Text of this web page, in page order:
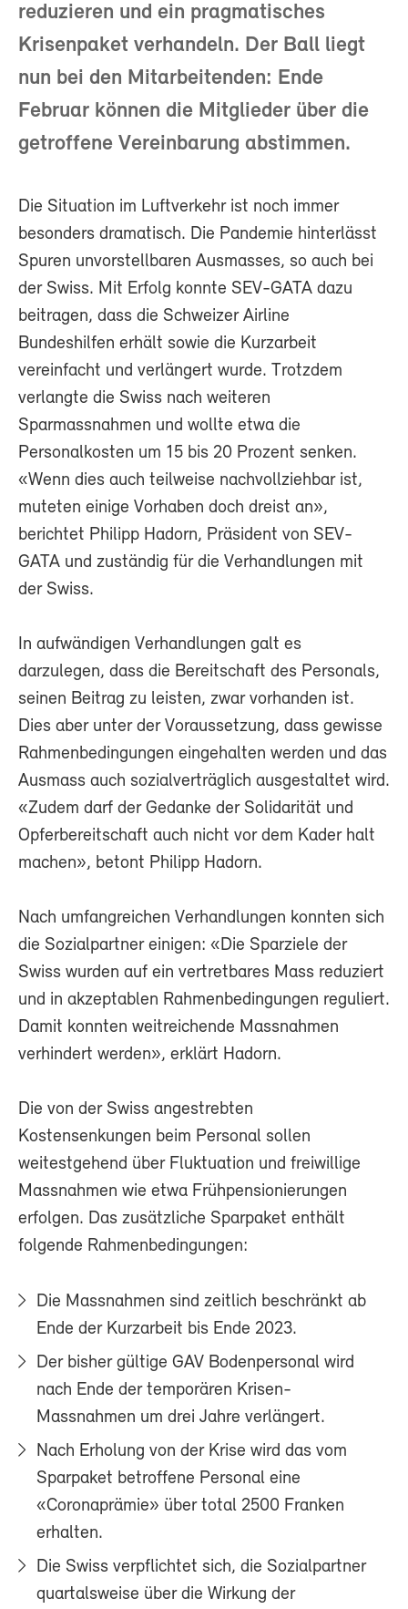
reduzieren und ein pragmatisches
Krisenpaket verhandeln. Der Ball liegt
nun bei den Mitarbeitenden: Ende
Februar können die Mitglieder über die
getroffene Vereinbarung abstimmen.
Die Situation im Luftverkehr ist noch immer
besonders dramatisch. Die Pandemie hinterlässt
Spuren unvorstellbaren Ausmasses, so auch bei
der Swiss. Mit Erfolg konnte SEV-GATA dazu
beitragen, dass die Schweizer Airline
Bundeshilfen erhält sowie die Kurzarbeit
vereinfacht und verlängert wurde. Trotzdem
verlangte die Swiss nach weiteren
Sparmassnahmen und wollte etwa die
Personalkosten um 15 bis 20 Prozent senken.
«Wenn dies auch teilweise nachvollziehbar ist,
muteten einige Vorhaben doch dreist an»,
berichtet Philipp Hadorn, Präsident von SEV-
GATA und zuständig für die Verhandlungen mit
der Swiss.
In aufwändigen Verhandlungen galt es
darzulegen, dass die Bereitschaft des Personals,
seinen Beitrag zu leisten, zwar vorhanden ist.
Dies aber unter der Voraussetzung, dass gewisse
Rahmenbedingungen eingehalten werden und das
Ausmass auch sozialverträglich ausgestaltet wird.
«Zudem darf der Gedanke der Solidarität und
Opferbereitschaft auch nicht vor dem Kader halt
machen», betont Philipp Hadorn.
Nach umfangreichen Verhandlungen konnten sich
die Sozialpartner einigen: «Die Sparziele der
Swiss wurden auf ein vertretbares Mass reduziert
und in akzeptablen Rahmenbedingungen reguliert.
Damit konnten weitreichende Massnahmen
verhindert werden», erklärt Hadorn.
Die von der Swiss angestrebten
Kostensenkungen beim Personal sollen
weitestgehend über Fluktuation und freiwillige
Massnahmen wie etwa Frühpensionierungen
erfolgen. Das zusätzliche Sparpaket enthält
folgende Rahmenbedingungen:
Die Massnahmen sind zeitlich beschränkt ab
Ende der Kurzarbeit bis Ende 2023.
Der bisher gültige GAV Bodenpersonal wird
nach Ende der temporären Krisen-
Massnahmen um drei Jahre verlängert.
Nach Erholung von der Krise wird das vom
Sparpaket betroffene Personal eine
«Coronaprämie» über total 2500 Franken
erhalten.
Die Swiss verpflichtet sich, die Sozialpartner
quartalsweise über die Wirkung der